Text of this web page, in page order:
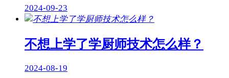
2024-09-23
不想上学了学厨师技术怎么样？
2024-08-19